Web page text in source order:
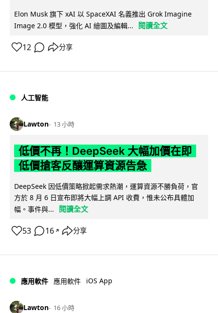
Elon Musk 旗下 xAI 以 SpaceXAI 名義推出 Grok Imagine
Image 2.0 模型，強化 AI 繪圖及編輯...
閱讀全文
12 分享
人工智能
Lawton 13 小時
低價不再！DeepSeek 大幅加價在即
低價搶客反釀運算資源告急
DeepSeek 因低價策略掀起需求熱潮，運算資源不勝負荷，官
方於 8 月 6 日宣布即將大幅上調 API 收費，惟未公布具體加
幅。事件與...
閱讀全文
53 16 ↗ 分享
應用軟件 應用軟件 iOS App
Lawton 16 小時